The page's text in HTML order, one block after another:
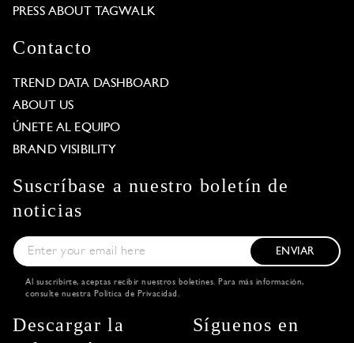
PRESS ABOUT TAGWALK
Contacto
TREND DATA DASHBOARD
ABOUT US
ÚNETE AL EQUIPO
BRAND VISIBILITY
Suscríbase a nuestro boletín de
noticias
ENVIAR
Al suscribirte, aceptas recibir nuestros boletines. Para más información,
consulte nuestra Política de Privacidad .
Descargar la
Síguenos en